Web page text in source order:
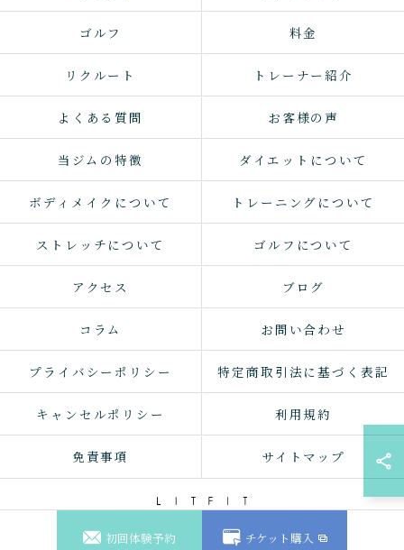
初回体験予約 チケット購入
ゴルフ 料金
リクルート トレーナー紹介
よくある質問 お客様の声
当ジムの特徴 ダイエットについて
ボディメイクについて トレーニングについて
ストレッチについて ゴルフについて
アクセス ブログ
コラム お問い合わせ
プライバシーポリシー 特定商取引法に基づく表記
キャンセルポリシー 利用規約
免責事項 サイトマップ
© 2026 東京都月島のパーソナルジムならLIT FIT ALL RIGHTS RESERVED.